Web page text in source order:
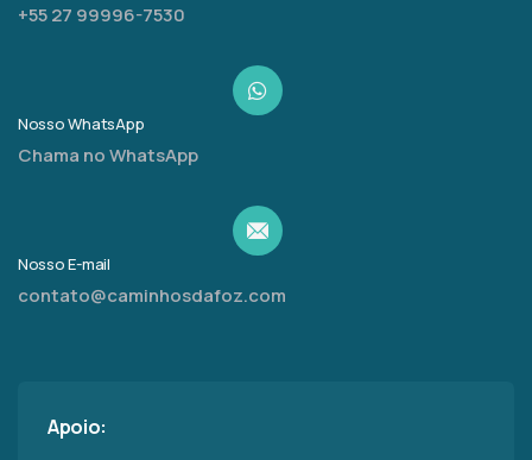
+55 27 99996-7530
Nosso WhatsApp
Chama no WhatsApp
Nosso E-mail
contato@caminhosdafoz.com
Apoio: